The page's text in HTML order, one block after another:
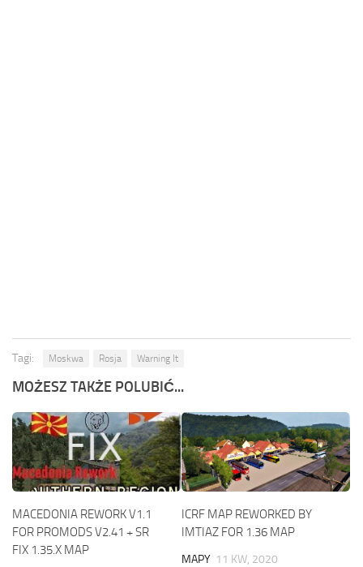
Tagi: Moskwa Rosja Warning It
MOŻESZ TAKŻE POLUBIĆ...
MACEDONIA REWORK V1.1
FOR PROMODS V2.41 + SR
FIX 1.35.X MAP
ICRF MAP REWORKED BY
IMTIAZ FOR 1.36 MAP
MAPY 11 KW, 2020